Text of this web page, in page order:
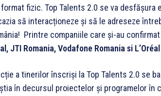
fizic. Top Talents 2.0 se va
să interacționeze și să le adreseze
Printre companiile care și-au
JTI Romania, Vodafone Romania si
a tinerilor înscriși la Top Talents 2.0 se
în decursul proiectelor și programelor în